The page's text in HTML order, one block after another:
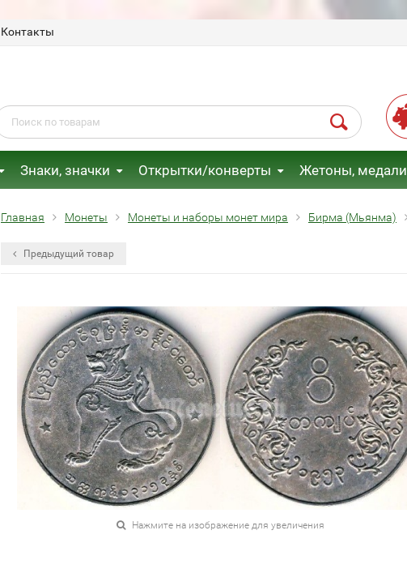
Контакты
Знаки, значки Открытки/конверты Жетоны, медали
Главная Монеты Монеты и наборы монет мира Бирма (Мьянма)
Предыдущий товар
Нажмите на изображение для увеличения